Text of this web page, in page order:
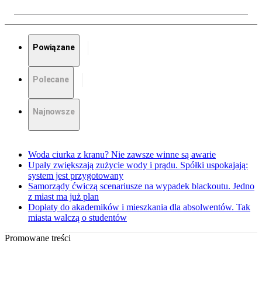
Powiązane
Polecane
Najnowsze
Woda ciurka z kranu? Nie zawsze winne są awarie
Upały zwiększają zużycie wody i prądu. Spółki uspokajają:
system jest przygotowany
Samorządy ćwiczą scenariusze na wypadek blackoutu. Jedno
z miast ma już plan
Dopłaty do akademików i mieszkania dla absolwentów. Tak
miasta walczą o studentów
Promowane treści